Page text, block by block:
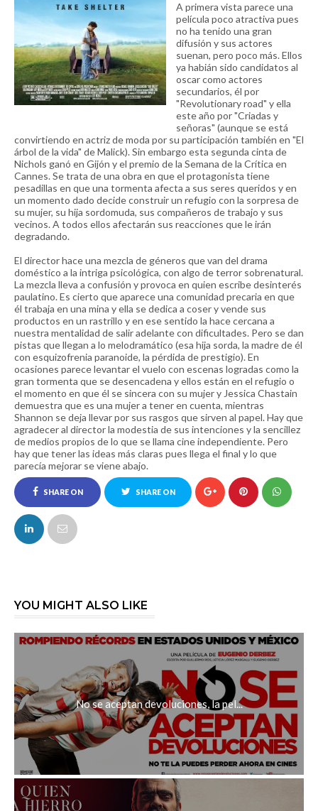
A primera vista parece una
película poco atractiva pues
no ha tenido una gran
difusión y sus actores
suenan, pero poco más. Ellos
ya habián sido candidatos al
oscar como actores
secundarios, él por
"Revolutionary road" y ella
este año por "Criadas y
señoras" (aunque se está
convirtiendo en actriz de moda por su participación también en "El
árbol de la vida" de Malick). Sin embargo esta segunda cinta de
Nichols ganó en Gijón y el premio de la Semana de la Crítica en
Cannes. Se trata de una obra en que el protagonista tiene
pesadillas en que una tormenta afecta a sus seres queridos y en
un momento dado decide construir un refugio con la sorpresa de
su mujer, su hija sordomuda, sus compañeros de trabajo y sus
vecinos. A todos ellos afectarán sus reacciones que le irán
degradando.
El director hace una mezcla de géneros que van del drama
doméstico a la intriga psicológica, con algo de terror sobrenatural.
La mezcla lleva a confusión y provoca en quien escribe desinterés
paulatino. Es cierto que aparece una comunidad precaria en que
él trabaja en una mina y ella se dedica a coser y vende sus
productos en un rastrillo y en ese sentido la hace cercana a
nuestra mentalidad de salir adelante con dificultades. Pero se dan
pistas que llegan a lo melodramático (esa hija sorda, la madre de él
con esquizofrenia paranoide, la pérdida de prestigio). En
ocasiones parece levantar el vuelo con escenas logradas como la
gran tormenta que se desencadena y ellos están en el refugio o
el momento en que él se sincera con su mujer y Jessica Chastain
demuestra que es una mujer a tener en cuenta, mientras
Shannon se deja llevar por sus rasgos que sirven al papel. Hay que
agradecer al director la modestia de sus intenciones y la sencillez
de medios propios de lo que se llama cine independiente. Pero
hay que tener las ideas más claras pues llega el final y lo que
parecía mejorar se viene abajo.
SHARE ON
FACEBOOK
SHARE ON
YOU MIGHT ALSO LIKE
No se aceptan devoluciones, la pel...